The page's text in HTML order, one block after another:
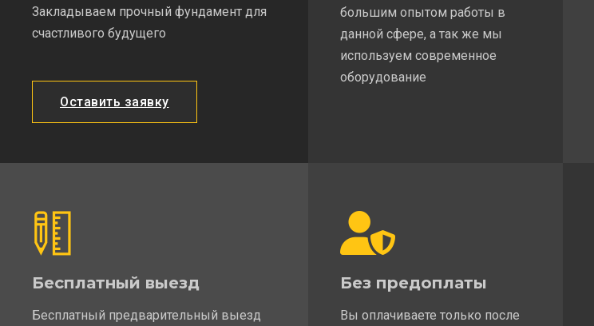
Закладываем прочный фундамент для
счастливого будущего
Оставить заявку
большим опытом работы в
данной сфере, а так же мы
используем современное
оборудование
Бесплатный выезд
Бесплатный предварительный выезд
Без предоплаты
Вы оплачиваете только после